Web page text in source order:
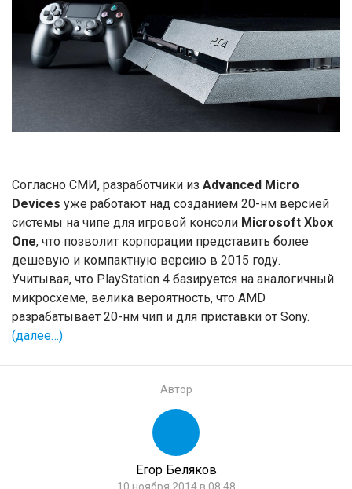
Согласно СМИ, разработчики из Advanced Micro
Devices уже работают над созданием 20-нм версией
системы на чипе для игровой консоли Microsoft Xbox
One, что позволит корпорации представить более
дешевую и компактную версию в 2015 году.
Учитывая, что PlayStation 4 базируется на аналогичный
микросхеме, велика вероятность, что AMD
разрабатывает 20-нм чип и для приставки от Sony.
(далее…)
Автор
Егор Беляков